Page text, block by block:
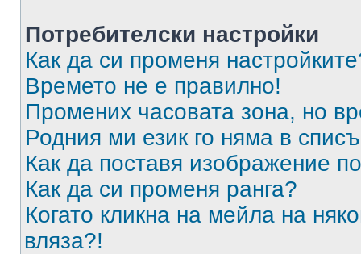
Потребителски настройки
Как да си променя
Времето не е правилно!
Промених часовата зона, но
Родния ми език го няма в
Как да поставя изображение
Как да си променя ранга?
Когато кликна на мейла на
вляза?!